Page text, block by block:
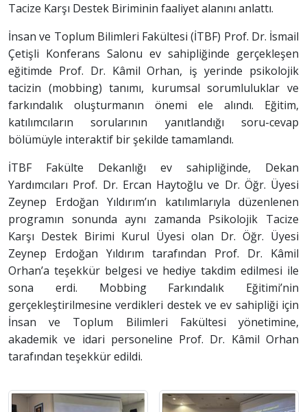
Tacize Karşı Destek Biriminin faaliyet alanını anlattı.
İnsan ve Toplum Bilimleri Fakültesi (İTBF) Prof. Dr. İsmail
Çetişli Konferans Salonu ev sahipliğinde gerçekleşen
eğitimde Prof. Dr. Kâmil Orhan, iş yerinde psikolojik
tacizin (mobbing) tanımı, kurumsal sorumluluklar ve
farkındalık oluşturmanın önemi ele alındı. Eğitim,
katılımcıların sorularının yanıtlandığı soru-cevap
bölümüyle interaktif bir şekilde tamamlandı.
İTBF Fakülte Dekanlığı ev sahipliğinde, Dekan
Yardımcıları Prof. Dr. Ercan Haytoğlu ve Dr. Öğr. Üyesi
Zeynep Erdoğan Yıldırım’ın katılımlarıyla düzenlenen
programın sonunda aynı zamanda Psikolojik Tacize
Karşı Destek Birimi Kurul Üyesi olan Dr. Öğr. Üyesi
Zeynep Erdoğan Yıldırım tarafından Prof. Dr. Kâmil
Orhan’a teşekkür belgesi ve hediye takdim edilmesi ile
sona erdi. Mobbing Farkındalık Eğitimi’nin
gerçekleştirilmesine verdikleri destek ve ev sahipliği için
İnsan ve Toplum Bilimleri Fakültesi yönetimine,
akademik ve idari personeline Prof. Dr. Kâmil Orhan
tarafından teşekkür edildi.